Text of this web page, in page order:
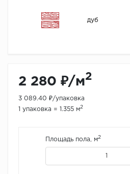
дуб
2 280 ₽/м2
3 089.40 ₽/упаковка
1 упаковка = 1.355 м2
Площадь пола, м2